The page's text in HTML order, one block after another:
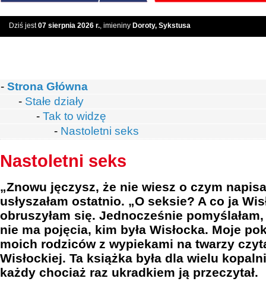
Dziś jest07 sierpnia 2026 r., imieniny Doroty, Sykstusa
- Strona Główna
- Stałe działy
- Tak to widzę
- Nastoletni seks
Nastoletni seks
„Znowu jęczysz, że nie wiesz o czym
usłyszałam ostatnio. „O seksie? A co ja
obruszyłam się. Jednocześnie
nie ma pojęcia, kim była Wisłocka. Moje
moich rodziców z wypiekami na twarzy
Wisłockiej. Ta książka była dla wielu
każdy chociaż raz ukradkiem ją przeczytał.